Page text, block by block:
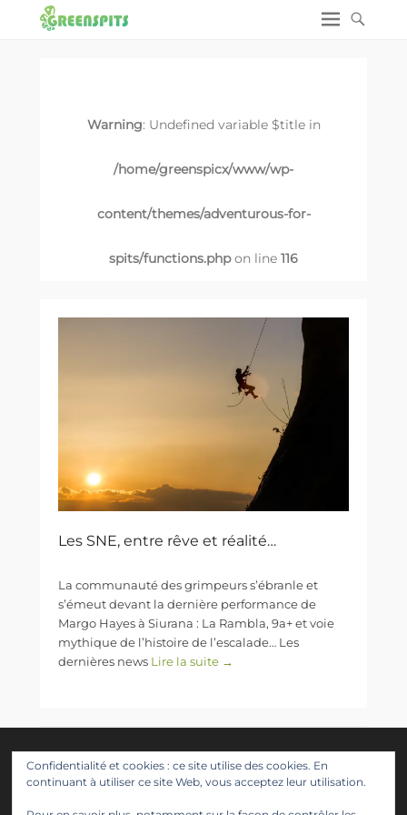
Warning: Undefined variable $title in
/home/greenspicx/www/wp-
content/themes/adventurous-for-
spits/functions.phpon line 116
Les SNE, entre rêve et réalité…
La communauté des grimpeurs s’ébranle et
s’émeut devant la dernière performance de
Margo Hayes à Siurana : La Rambla, 9a+ et voie
mythique de l’histoire de l’escalade… Les
dernières news Lire la suite →
Suivez nous
Facebook
TwitterInstagram
LinkedIn
YouTube
Confidentialité et cookies : ce site utilise des cookies. En
continuant à utiliser ce site Web, vous acceptez leur utilisation.